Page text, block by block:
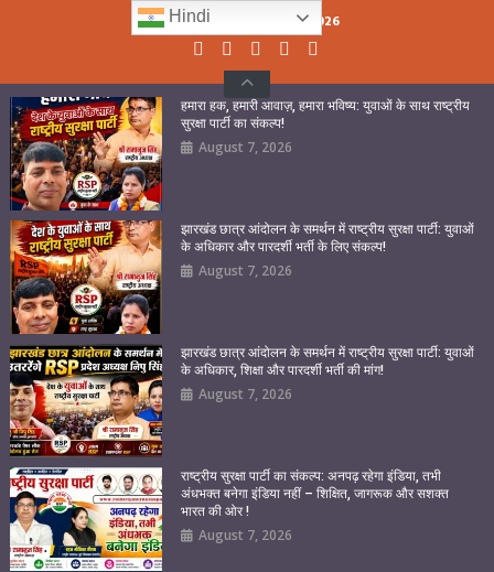
Saturday, August 08, 2026
हमारा हक, हमारी आवाज़, हमारा भविष्य: युवाओं के साथ राष्ट्रीय
सुरक्षा पार्टी का संकल्प!
August 7, 2026
झारखंड छात्र आंदोलन के समर्थन में राष्ट्रीय सुरक्षा पार्टी: युवाओं
के अधिकार और पारदर्शी भर्ती के लिए संकल्प!
August 7, 2026
झारखंड छात्र आंदोलन के समर्थन में राष्ट्रीय सुरक्षा पार्टी: युवाओं
के अधिकार, शिक्षा और पारदर्शी भर्ती की मांग!
August 7, 2026
राष्ट्रीय सुरक्षा पार्टी का संकल्प: अनपढ़ रहेगा इंडिया, तभी
अंधभक्त बनेगा इंडिया नहीं – शिक्षित, जागरूक और सशक्त
भारत की ओर !
August 7, 2026
Hindi